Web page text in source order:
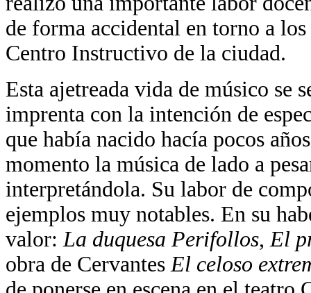
de forma accidental en torno a
Centro Instructivo de la ciudad.
Esta ajetreada vida de músico se
imprenta con la intención de
que había nacido hacía pocos
momento la música de lado a
interpretándola. Su labor de
ejemplos muy notables. En su
valor:La duquesa Perifollos,El
obra de CervantesEl celoso